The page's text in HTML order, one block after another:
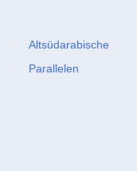
Altsüdarabische
Parallelen